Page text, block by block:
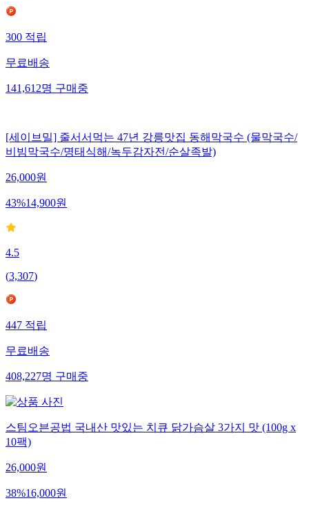
300적립
무료배송
141,612명구매중
[세이브밀] 줄서서먹는 47년 강릉맛집 동해막국수 (물막국수/
비빔막국수/명태식해/녹두감자전/순살족발)
26,000원
43%14,900원
4.5
(3,307)
447적립
무료배송
408,227명구매중
스팀오븐공법 국내산 맛있는 치큐 닭가슴살 3가지 맛 (100g x
10팩)
26,000원
38%16,000원